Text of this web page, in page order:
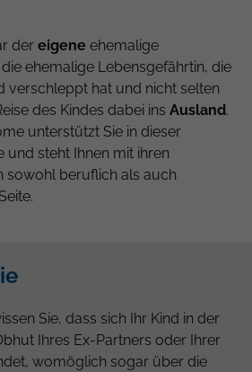
der eigene ehemalige
ehemalige Lebensgefährtin, die
verschleppt hat und nicht selten
des Kindes dabei ins Ausland.
unterstützt Sie in dieser
und steht Ihnen mit ihren
sowohl beruflich als auch
Sie, dass sich Ihr Kind in der
Ihres Ex-Partners oder Ihrer
womöglich sogar über die